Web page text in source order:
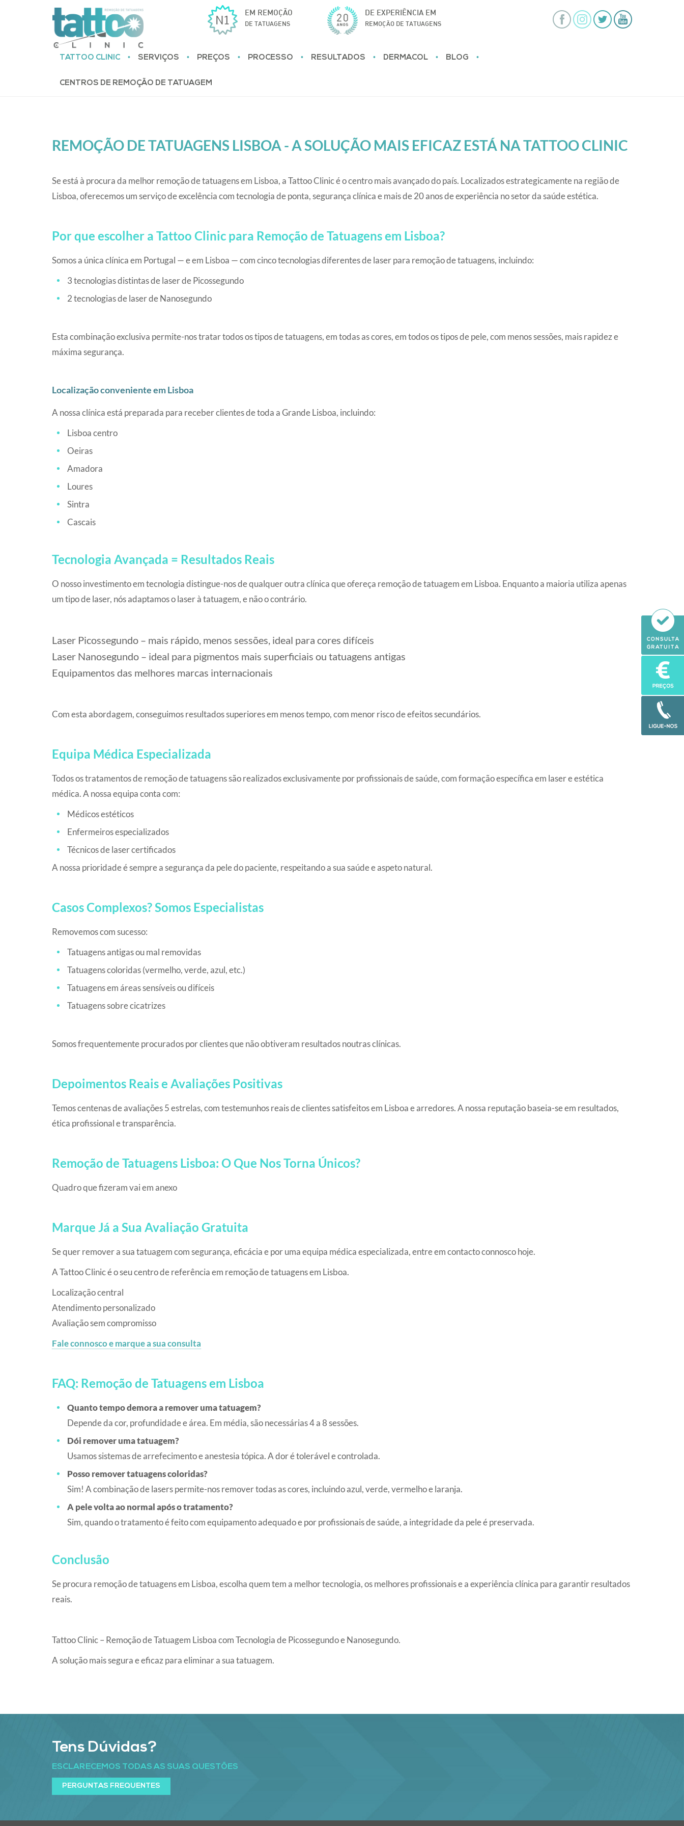
EM REMOÇÃO
DE TATUAGENS
DE EXPERIÊNCIA EM
REMOÇÃO DE TATUAGENS
TATTOO CLINIC • SERVIÇOS • PREÇOS • PROCESSO • RESULTADOS • DERMACOL • BLOG •
CENTROS DE REMOÇÃO DE TATUAGEM
REMOÇÃO DE TATUAGENS LISBOA - A SOLUÇÃO MAIS EFICAZ ESTÁ NA TATTOO CLINIC
Se está à procura da melhor remoção de tatuagens em Lisboa, a Tattoo Clinic é o centro mais avançado do país. Localizados estrategicamente na região de
Lisboa, oferecemos um serviço de excelência com tecnologia de ponta, segurança clínica e mais de 20 anos de experiência no setor da saúde estética.
Por que escolher a Tattoo Clinic para Remoção de Tatuagens em Lisboa?
Somos a única clínica em Portugal — e em Lisboa — com cinco tecnologias diferentes de laser para remoção de tatuagens, incluindo:
3 tecnologias distintas de laser de Picossegundo
2 tecnologias de laser de Nanosegundo
Esta combinação exclusiva permite-nos tratar todos os tipos de tatuagens, em todas as cores, em todos os tipos de pele, com menos sessões, mais rapidez e
máxima segurança.
Localização conveniente em Lisboa
A nossa clínica está preparada para receber clientes de toda a Grande Lisboa, incluindo:
Lisboa centro
Oeiras
Amadora
Loures
Sintra
Cascais
Tecnologia Avançada = Resultados Reais
O nosso investimento em tecnologia distingue-nos de qualquer outra clínica que ofereça remoção de tatuagem em Lisboa. Enquanto a maioria utiliza apenas
um tipo de laser, nós adaptamos o laser à tatuagem, e não o contrário.
Laser Picossegundo – mais rápido, menos sessões, ideal para cores difíceis
Laser Nanosegundo – ideal para pigmentos mais superficiais ou tatuagens antigas
Equipamentos das melhores marcas internacionais
Com esta abordagem, conseguimos resultados superiores em menos tempo, com menor risco de efeitos secundários.
Equipa Médica Especializada
Todos os tratamentos de remoção de tatuagens são realizados exclusivamente por profissionais de saúde, com formação específica em laser e estética
médica. A nossa equipa conta com:
Médicos estéticos
Enfermeiros especializados
Técnicos de laser certificados
A nossa prioridade é sempre a segurança da pele do paciente, respeitando a sua saúde e aspeto natural.
Casos Complexos? Somos Especialistas
Removemos com sucesso:
Tatuagens antigas ou mal removidas
Tatuagens coloridas (vermelho, verde, azul, etc.)
Tatuagens em áreas sensíveis ou difíceis
Tatuagens sobre cicatrizes
Somos frequentemente procurados por clientes que não obtiveram resultados noutras clínicas.
Depoimentos Reais e Avaliações Positivas
Temos centenas de avaliações 5 estrelas, com testemunhos reais de clientes satisfeitos em Lisboa e arredores. A nossa reputação baseia-se em resultados,
ética profissional e transparência.
Remoção de Tatuagens Lisboa: O Que Nos Torna Únicos?
Quadro que fizeram vai em anexo
Marque Já a Sua Avaliação Gratuita
Se quer remover a sua tatuagem com segurança, eficácia e por uma equipa médica especializada, entre em contacto connosco hoje.
A Tattoo Clinic é o seu centro de referência em remoção de tatuagens em Lisboa.
Localização central
Atendimento personalizado
Avaliação sem compromisso
Fale connosco e marque a sua consulta
FAQ: Remoção de Tatuagens em Lisboa
Quanto tempo demora a remover uma tatuagem?
Depende da cor, profundidade e área. Em média, são necessárias 4 a 8 sessões.
Dói remover uma tatuagem?
Usamos sistemas de arrefecimento e anestesia tópica. A dor é tolerável e controlada.
Posso remover tatuagens coloridas?
Sim! A combinação de lasers permite-nos remover todas as cores, incluindo azul, verde, vermelho e laranja.
A pele volta ao normal após o tratamento?
Sim, quando o tratamento é feito com equipamento adequado e por profissionais de saúde, a integridade da pele é preservada.
Conclusão
Se procura remoção de tatuagens em Lisboa, escolha quem tem a melhor tecnologia, os melhores profissionais e a experiência clínica para garantir resultados
reais.
Tattoo Clinic – Remoção de Tatuagem Lisboa com Tecnologia de Picossegundo e Nanosegundo.
A solução mais segura e eficaz para eliminar a sua tatuagem.
Tens Dúvidas?
ESCLARECEMOS TODAS AS SUAS QUESTÕES
PERGUNTAS FREQUENTES